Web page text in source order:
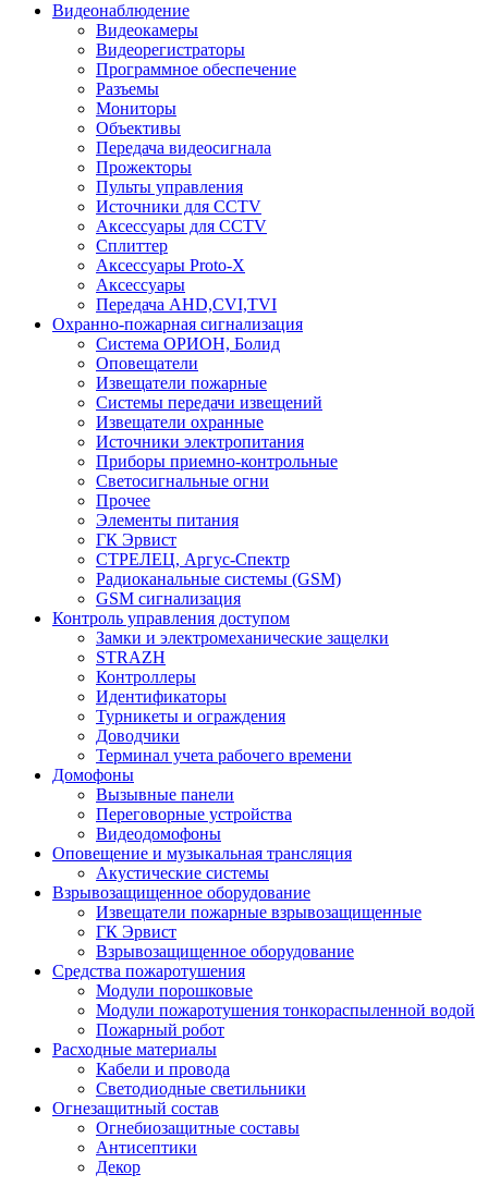
Видеонаблюдение
Видеокамеры
Видеорегистраторы
Программное обеспечение
Разъемы
Мониторы
Объективы
Передача видеосигнала
Прожекторы
Пульты управления
Источники для CCTV
Аксессуары для CCTV
Сплиттер
Аксессуары Proto-X
Аксессуары
Передача AHD,CVI,TVI
Охранно-пожарная сигнализация
Система ОРИОН, Болид
Оповещатели
Извещатели пожарные
Системы передачи извещений
Извещатели охранные
Источники электропитания
Приборы приемно-контрольные
Светосигнальные огни
Прочее
Элементы питания
ГК Эрвист
СТРЕЛЕЦ, Аргус-Спектр
Радиоканальные системы (GSM)
GSM сигнализация
Контроль управления доступом
Замки и электромеханические защелки
STRAZH
Контроллеры
Идентификаторы
Турникеты и ограждения
Доводчики
Терминал учета рабочего времени
Домофоны
Вызывные панели
Переговорные устройства
Видеодомофоны
Оповещение и музыкальная трансляция
Акустические системы
Взрывозащищенное оборудование
Извещатели пожарные взрывозащищенные
ГК Эрвист
Взрывозащищенное оборудование
Средства пожаротушения
Модули порошковые
Модули пожаротушения тонкораспыленной водой
Пожарный робот
Расходные материалы
Кабели и провода
Светодиодные светильники
Огнезащитный состав
Огнебиозащитные составы
Антисептики
Декор